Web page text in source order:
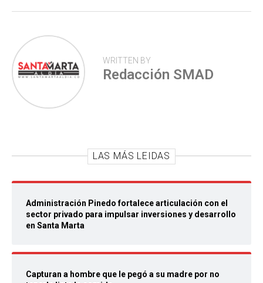
WRITTEN BY
Redacción SMAD
LAS MÁS LEIDAS
Administración Pinedo fortalece articulación con el
sector privado para impulsar inversiones y desarrollo
en Santa Marta
Capturan a hombre que le pegó a su madre por no